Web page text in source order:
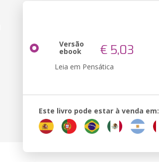
Versão
ebook € 5,03
Leia em Pensática
Este livro pode estar à venda em: